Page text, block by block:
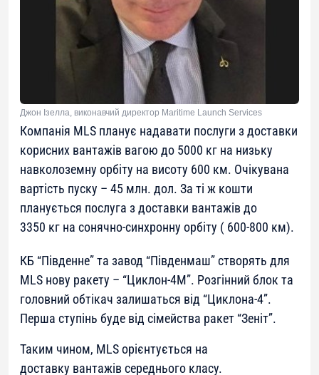
Джон Ізелла, виконавчий директор Maritime Launch Services
Компанія MLS планує надавати послуги з доставки
корисних вантажів вагою до 5000 кг на низьку
навколоземну орбіту на висоту 600 км. Очікувана
вартість пуску – 45 млн. дол. За ті ж кошти
планується послуга з доставки вантажів до
3350 кг на сонячно-синхронну орбіту ( 600-800 км).
КБ “Південне” та завод “Південмаш” створять для
MLS нову ракету – “Циклон-4М”. Розгінний блок та
головний обтікач залишаться від “Циклона-4”.
Перша ступінь буде від сімейства ракет “Зеніт”.
Таким чином, MLS орієнтується на
доставку вантажів середнього класу.